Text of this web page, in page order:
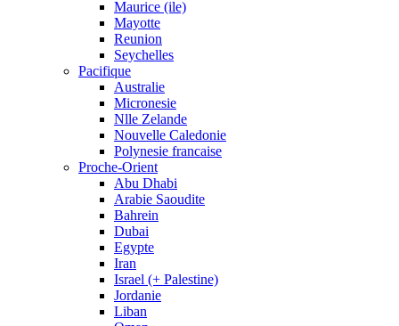
Maurice (ile)
Mayotte
Reunion
Seychelles
Pacifique
Australie
Micronesie
Nlle Zelande
Nouvelle Caledonie
Polynesie francaise
Proche-Orient
Abu Dhabi
Arabie Saoudite
Bahrein
Dubai
Egypte
Iran
Israel (+ Palestine)
Jordanie
Liban